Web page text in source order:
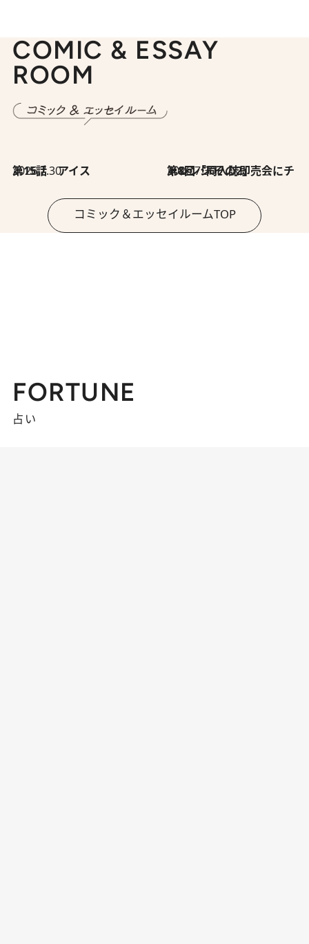
COMIC & ESSAY
ROOM
2026.7.30
第15話 アイス 2026.7.30
第8回「同人誌即売会にチャレンジ その2」
コミック＆エッセイルームTOP
FORTUNE
占い